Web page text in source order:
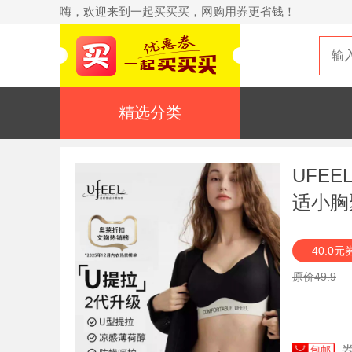
嗨，欢迎来到一起买买买，网购用券更省钱！
精选分类
适小
40.0元
原价49.9